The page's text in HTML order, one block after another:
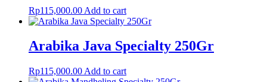
Rp115,000.00 Add to cart
Arabika Java Specialty 250Gr
Rp115,000.00 Add to cart